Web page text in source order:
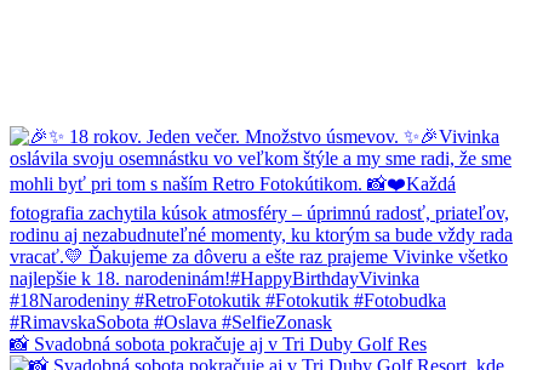
📸 Svadobná sobota pokračuje aj v Tri Duby Golf Res